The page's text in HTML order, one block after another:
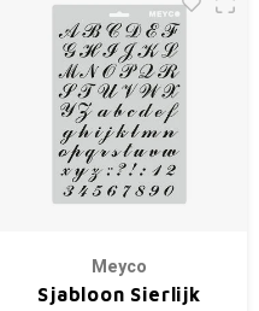
Meyco
Sjabloon Sierlijk